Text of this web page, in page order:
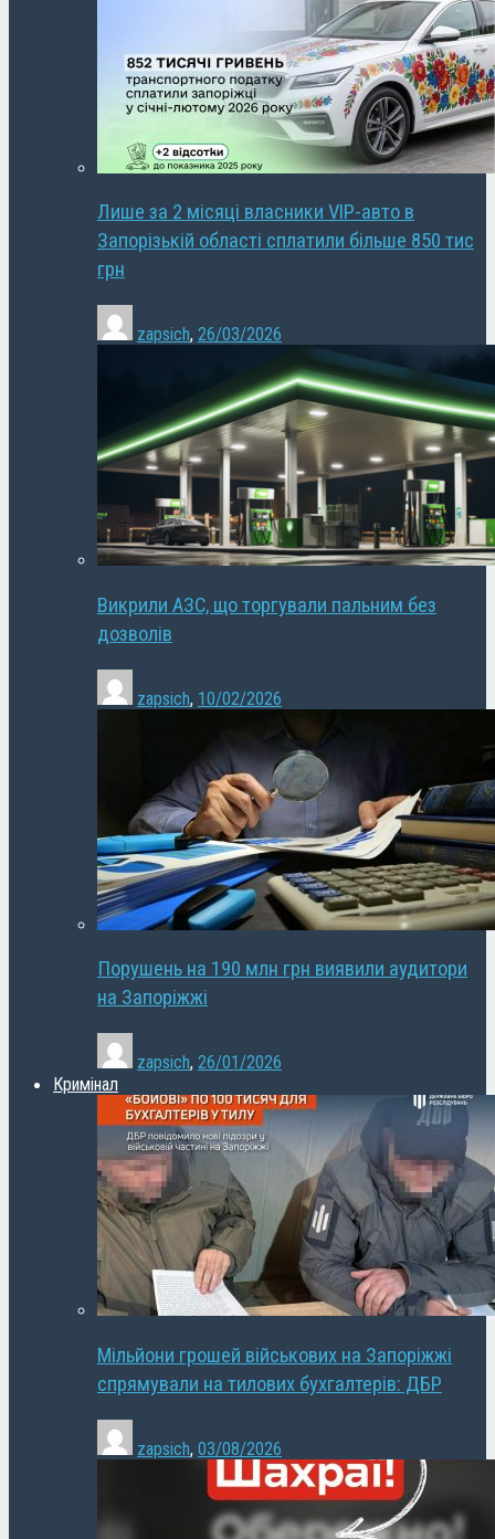
Лише за 2 місяці власники VIP-авто в
Запорізькій області сплатили більше 850 тис
грн
zapsich, 26/03/2026
Викрили АЗС, що торгували пальним без
дозволів
zapsich, 10/02/2026
Порушень на 190 млн грн виявили аудитори
на Запоріжжі
zapsich, 26/01/2026
Кримінал
Мільйони грошей військових на Запоріжжі
спрямували на тилових бухгалтерів: ДБР
zapsich, 03/08/2026